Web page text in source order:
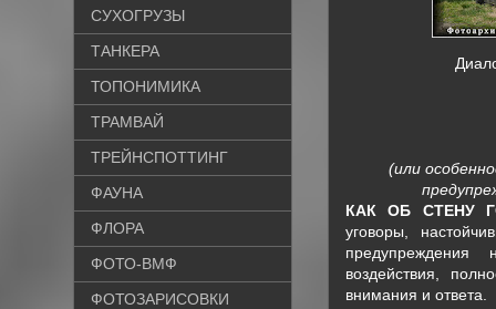
(или
КАК ОБ СТЕНУ
уговоры,
воздействия,
внимания и ответа.
СУХОГРУЗЫ
ТАНКЕРА
ТОПОНИМИКА
ТРАМВАЙ
ТРЕЙНСПОТТИНГ
ФАУНА
ФЛОРА
ФОТО-ВМФ
ФОТОЗАРИСОВКИ